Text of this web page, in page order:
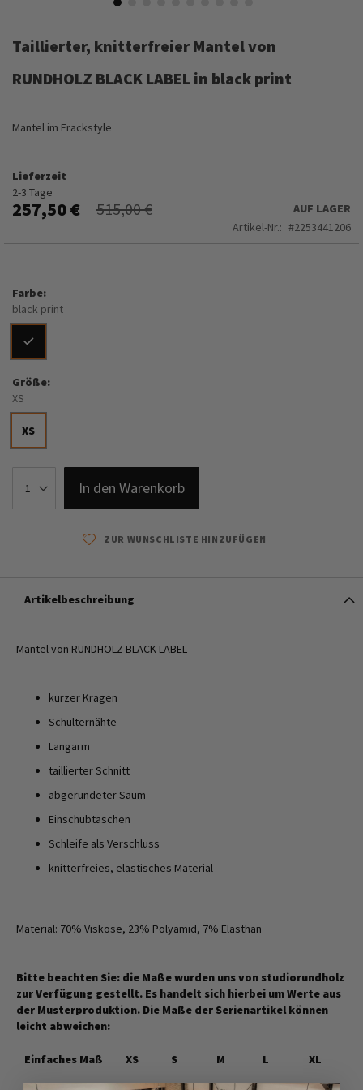
Anfang
der
springen
Taillierter, knitterfreier Mantel von
RUNDHOLZ BLACK LABEL in black print
Mantel im Frackstyle
Lieferzeit
2-3 Tage
257,50 € 515,00 €
AUF LAGER
Artikel-Nr.
2253441206
Farbe
black print
Größe
XS
XS
In den Warenkorb
ZUR WUNSCHLISTE HINZUFÜGEN
Artikelbeschreibung
Mantel von RUNDHOLZ BLACK LABEL
kurzer Kragen
Schulternähte
Langarm
taillierter Schnitt
abgerundeter Saum
Einschubtaschen
Schleife als Verschluss
knitterfreies, elastisches Material
Material: 70% Viskose, 23% Polyamid, 7% Elasthan
Bitte beachten Sie: die Maße wurden uns von studiorundholz
zur Verfügung gestellt. Es handelt sich hierbei um Werte aus
der Musterproduktion. Die Maße der Serienartikel können
leicht abweichen:
Einfaches Maß XS S M L XL